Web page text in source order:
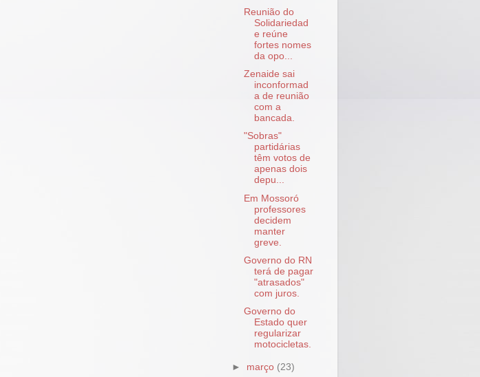
Reunião do
Solidariedad
e reúne
fortes nomes
da opo...
Zenaide sai
inconformad
a de reunião
com a
bancada.
"Sobras"
partidárias
têm votos de
apenas dois
depu...
Em Mossoró
professores
decidem
manter
greve.
Governo do RN
terá de pagar
"atrasados"
com juros.
Governo do
Estado quer
regularizar
motocicletas.
► março (23)